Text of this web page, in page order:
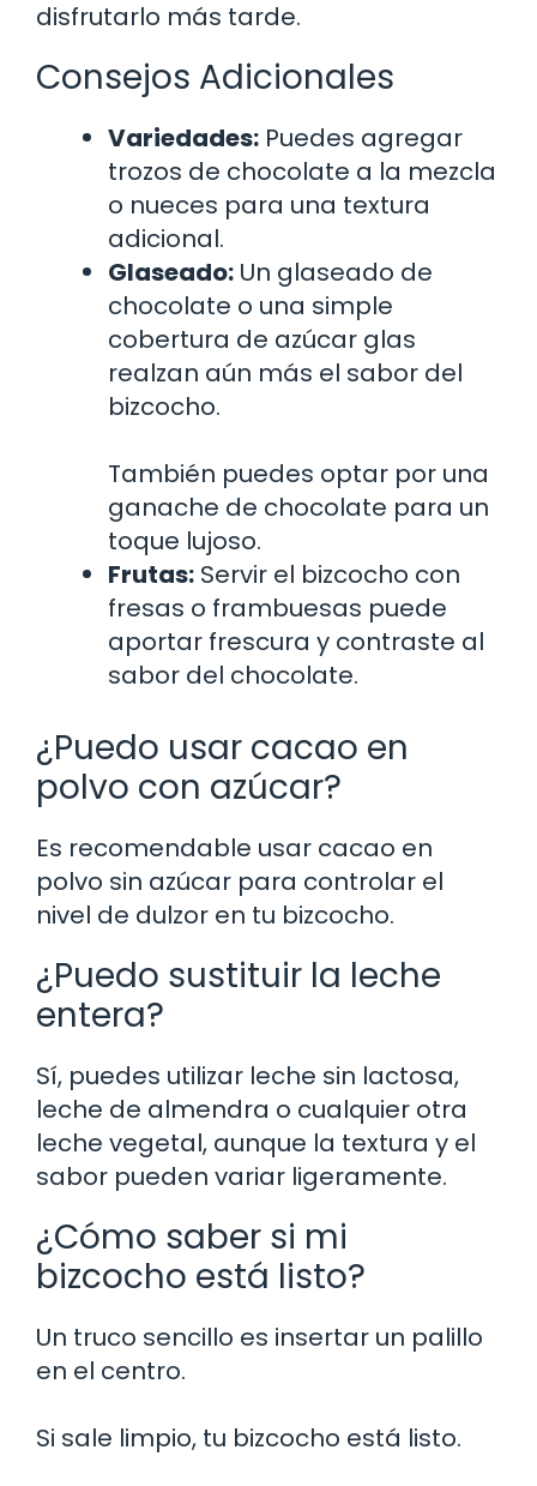
disfrutarlo más tarde.
Consejos Adicionales
Variedades: Puedes agregar
trozos de chocolate a la mezcla
o nueces para una textura
adicional.
Glaseado: Un glaseado de
chocolate o una simple
cobertura de azúcar glas
realzan aún más el sabor del
bizcocho.
También puedes optar por una
ganache de chocolate para un
toque lujoso.
Frutas: Servir el bizcocho con
fresas o frambuesas puede
aportar frescura y contraste al
sabor del chocolate.
¿Puedo usar cacao en
polvo con azúcar?
Es recomendable usar cacao en
polvo sin azúcar para controlar el
nivel de dulzor en tu bizcocho.
¿Puedo sustituir la leche
entera?
Sí, puedes utilizar leche sin lactosa,
leche de almendra o cualquier otra
leche vegetal, aunque la textura y el
sabor pueden variar ligeramente.
¿Cómo saber si mi
bizcocho está listo?
Un truco sencillo es insertar un palillo
en el centro.
Si sale limpio, tu bizcocho está listo.